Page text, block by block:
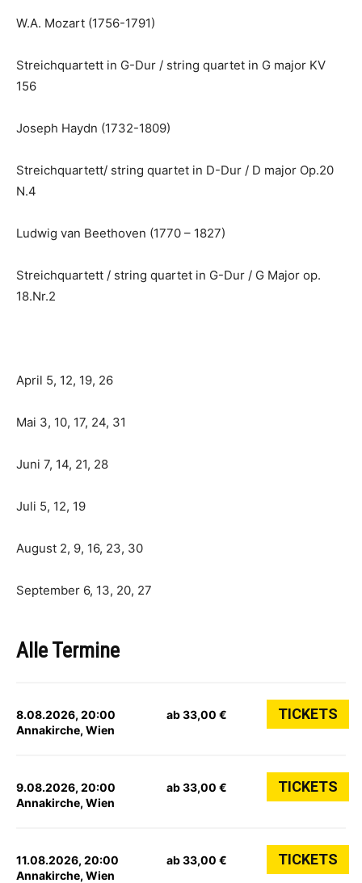
W.A. Mozart (1756-1791)
Streichquartett in G-Dur / string quartet in G major KV
156
Joseph Haydn (1732-1809)
Streichquartett/ string quartet in D-Dur / D major Op.20
N.4
Ludwig van Beethoven (1770 – 1827)
Streichquartett / string quartet in G-Dur / G Major op.
18.Nr.2
April 5, 12, 19, 26
Mai 3, 10, 17, 24, 31
Juni 7, 14, 21, 28
Juli 5, 12, 19
August 2, 9, 16, 23, 30
September 6, 13, 20, 27
Alle Termine
8.08.2026, 20:00
Annakirche, Wien
ab 33,00 € TICKETS
9.08.2026, 20:00
Annakirche, Wien
ab 33,00 € TICKETS
11.08.2026, 20:00
Annakirche, Wien
ab 33,00 € TICKETS